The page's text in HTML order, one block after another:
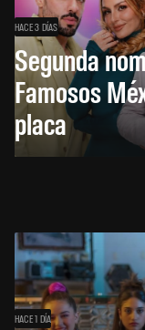
HACE 3 DÍAS
Segunda
Famosos
placa
HACE 1 DÍA